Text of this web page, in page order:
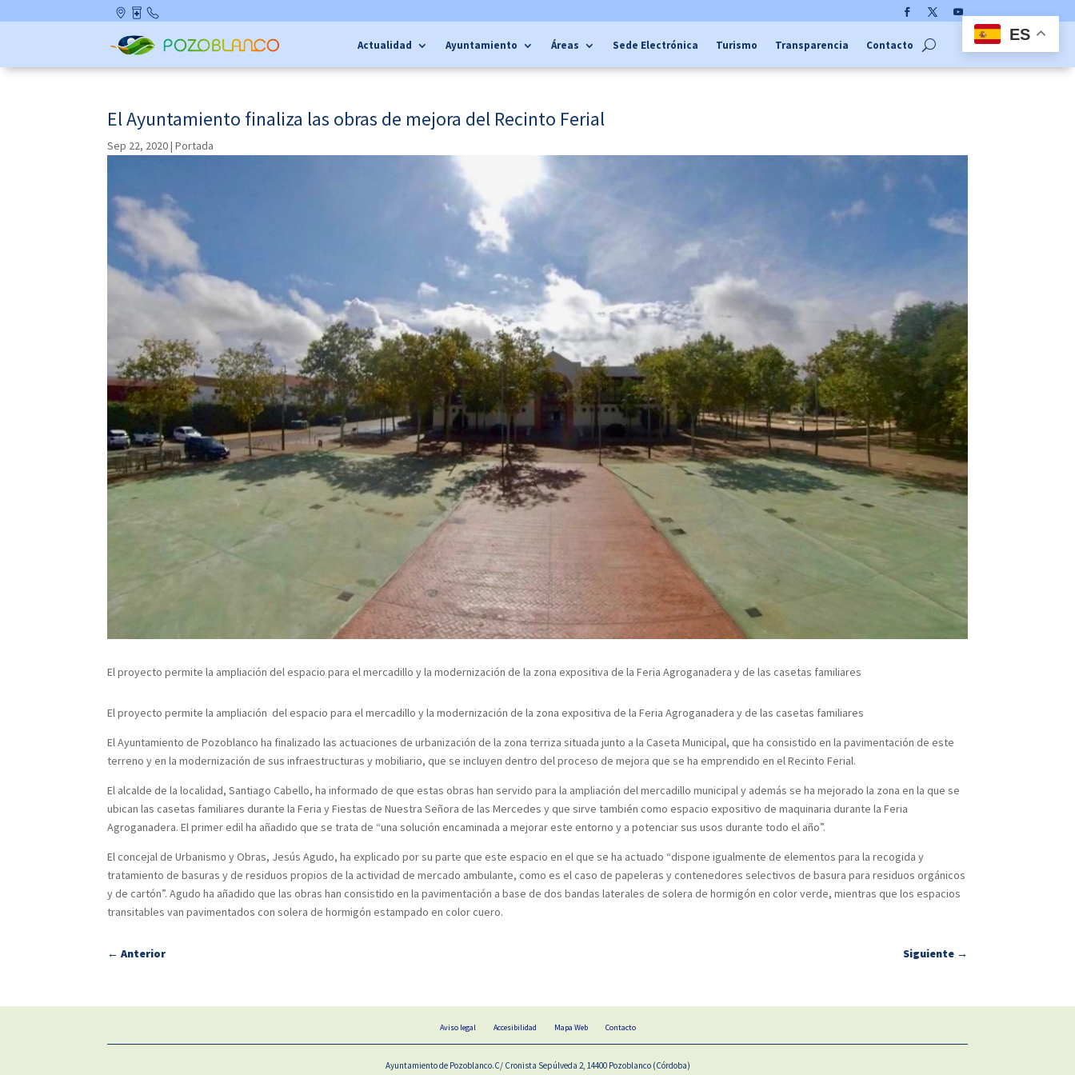
to
Ubicació
n
Farmaci
as de
Contact
o
YouTube
Actualidad
Ayuntamiento Áreas Sede Electrónica Turismo Transparencia Contacto
El Ayuntamiento finaliza las obras de mejora del Recinto Ferial
Sep 22, 2020|Portada
El proyecto permite la ampliación del espacio para el mercadillo y la modernización de la zona expositiva de la Feria Agroganadera y de las casetas familiares
El proyecto permite la ampliación del espacio para el mercadillo y la modernización de la zona expositiva de la Feria Agroganadera y de las casetas familiares
El Ayuntamiento de Pozoblanco ha finalizado las actuaciones de urbanización de la zona terriza situada junto a la Caseta Municipal, que ha consistido en la pavimentación de este
terreno y en la modernización de sus infraestructuras y mobiliario, que se incluyen dentro del proceso de mejora que se ha emprendido en el Recinto Ferial.
El alcalde de la localidad, Santiago Cabello, ha informado de que estas obras han servido para la ampliación del mercadillo municipal y además se ha mejorado la zona en la que se
ubican las casetas familiares durante la Feria y Fiestas de Nuestra Señora de las Mercedes y que sirve también como espacio expositivo de maquinaria durante la Feria
Agroganadera. El primer edil ha añadido que se trata de “una solución encaminada a mejorar este entorno y a potenciar sus usos durante todo el año”.
El concejal de Urbanismo y Obras, Jesús Agudo, ha explicado por su parte que este espacio en el que se ha actuado “dispone igualmente de elementos para la recogida y
tratamiento de basuras y de residuos propios de la actividad de mercado ambulante, como es el caso de papeleras y contenedores selectivos de basura para residuos orgánicos
y de cartón”. Agudo ha añadido que las obras han consistido en la pavimentación a base de dos bandas laterales de solera de hormigón en color verde, mientras que los espacios
transitables van pavimentados con solera de hormigón estampado en color cuero.
←Anterior Siguiente→
Aviso legal Accesibilidad Mapa Web Contacto
Ayuntamiento de Pozoblanco.C/ Cronista Sepúlveda 2, 14400 Pozoblanco (Córdoba)
ES